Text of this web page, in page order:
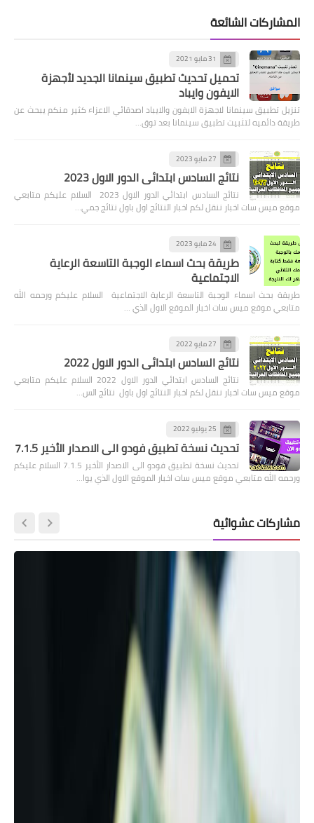
المشاركات الشائعة
31 مايو 2021
تحميل تحديث تطبيق سينمانا الجديد لأجهزة
الايفون وايباد
تنزيل تطبيق سينمانا لاجهزة الايفون والايباد اصدقائي الاعزاء كثير منكم يبحث عن
طريقة دائميه لتثبيت تطبيق سينمانا بعد توق…
27 مايو 2023
نتائج السادس ابتدائي الدور الاول 2023
نتائج السادس ابتدائي الدور الاول 2023 السلام عليكم متابعي
موقع ميس سات اخبار ننقل لكم اخبار النتائج اول باول نتائج جمي…
24 مايو 2023
طريقة بحث اسماء الوجبة التاسعة الرعاية
الاجتماعية
طريقة بحث اسماء الوجبة التاسعة الرعاية الاجتماعية السلام عليكم ورحمه الله
متابعي موقع ميس سات اخبار الموقع الاول الذي …
27 مايو 2022
نتائج السادس ابتدائي الدور الاول 2022
نتائج السادس ابتدائي الدور الاول 2022 السلام عليكم متابعي
موقع ميس سات اخبار ننقل لكم اخبار النتائج اول باول نتائج الس…
25 يوليو 2022
تحديث نسخة تطبيق فودو الى الاصدار الأخير 7.1.5
تحديث نسخة تطبيق فودو الى الاصدار الأخير 7.1.5 السلام عليكم
ورحمه الله متابعي موقع ميس سات اخبار الموقع الاول الذي يوا…
مشاركات عشوائية